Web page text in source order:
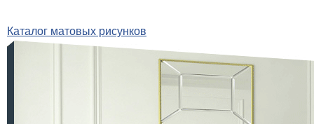
Каталог матовых рисунков